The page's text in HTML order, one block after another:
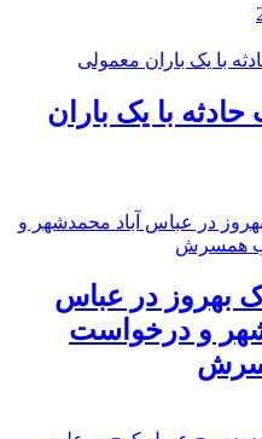
با یک باران
بهروز در عباس
و درخواست